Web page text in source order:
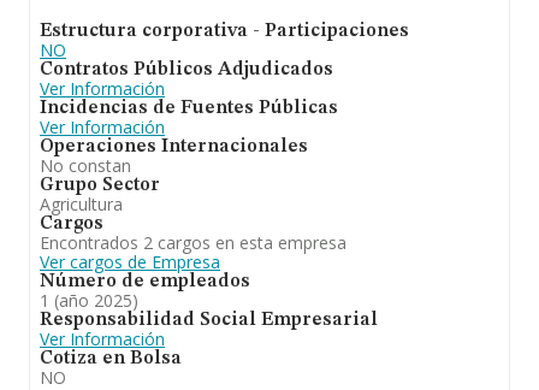
Estructura corporativa - Participaciones
NO
Contratos Públicos Adjudicados
Ver Información
Incidencias de Fuentes Públicas
Ver Información
Operaciones Internacionales
No constan
Grupo Sector
Agricultura
Cargos
Encontrados 2 cargos en esta empresa
Ver cargos de Empresa
Número de empleados
1 (año 2025)
Responsabilidad Social Empresarial
Ver Información
Cotiza en Bolsa
NO